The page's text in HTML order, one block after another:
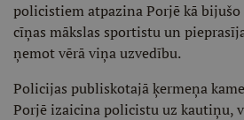
policistiem atpazina Porjē kā
cīņas mākslas sportistu un
ņemot vērā viņa uzvedību.
Policijas publiskotajā ķermeņa
Porjē izaicina policistu uz kautiņu,